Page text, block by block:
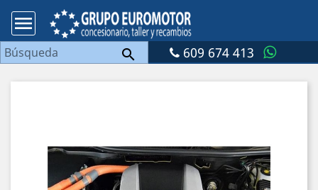

 609 674 413